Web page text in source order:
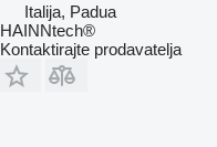
Italija, Padua
HAINNtech®
Kontaktirajte prodavatelja